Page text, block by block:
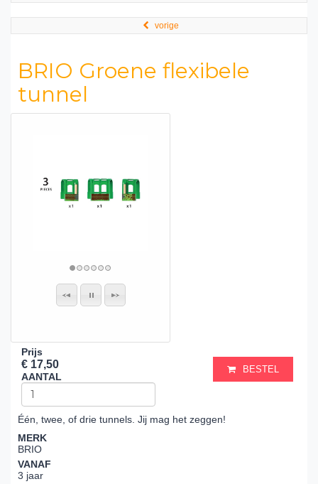
vorige
BRIO Groene flexibele
tunnel
Prijs
€ 17,50
AANTAL
BESTEL
Één, twee, of drie tunnels. Jij mag het zeggen!
MERK
BRIO
VANAF
3 jaar